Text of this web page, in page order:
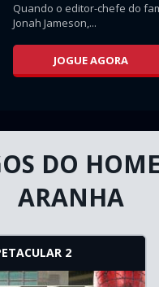
Quando o editor-chefe do
Jonah Jameson,...
JOGUE AGORA
DO
ARANHA
2